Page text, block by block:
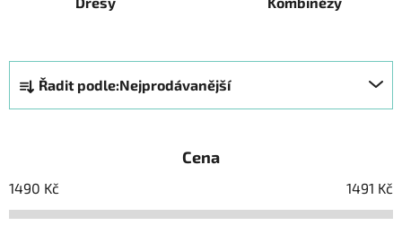
Ř
a
z
í
p
Řadit podle:Nejprodávanější
Cena
1490 Kč 1491 Kč